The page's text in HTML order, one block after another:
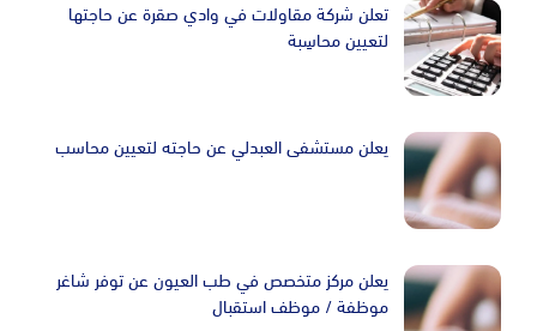
تعلن شركة مقاولات في وادي صقرة عن حاجتها
لتعيين محاسِبة
يعلن مستشفى العبدلي عن حاجته لتعيين محاسب
يعلن مركز متخصص في طب العيون عن توفر شاغر
موظفة / موظف استقبال